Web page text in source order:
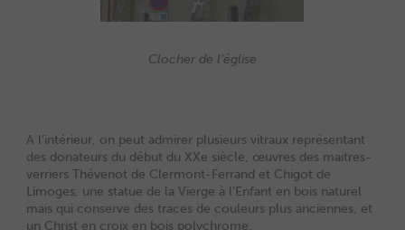
Clocher de l’église
A l’intérieur, on peut admirer plusieurs vitraux représentant
des donateurs du début du XXe siècle, œuvres des maitres-
verriers Thévenot de Clermont-Ferrand et Chigot de
Limoges, une statue de la Vierge à l’Enfant en bois naturel
mais qui conserve des traces de couleurs plus anciennes, et
un Christ en croix en bois polychrome.